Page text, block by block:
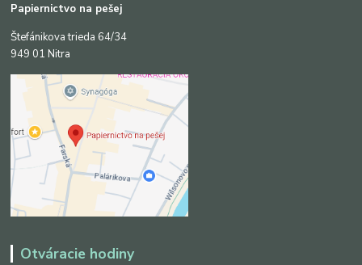
Papiernictvo na pešej
Štefánikova trieda 64/34
949 01 Nitra
Otváracie hodiny